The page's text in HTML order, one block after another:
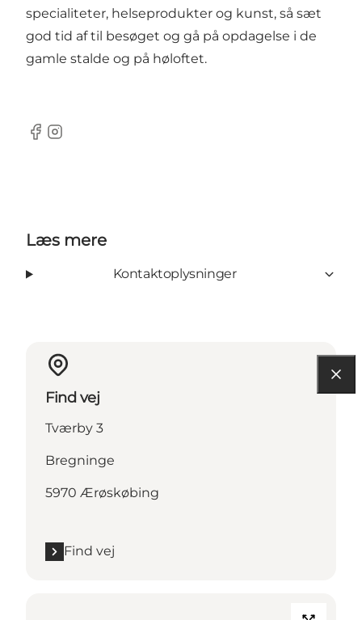
specialiteter, helseprodukter og kunst, så sæt
god tid af til besøget og gå på opdagelse i de
gamle stalde og på høloftet.
Facebook
Instagram
Læs mere
Kontaktoplysninger
Find vej
Tværby 3
Bregninge
5970 Ærøskøbing
Find vej